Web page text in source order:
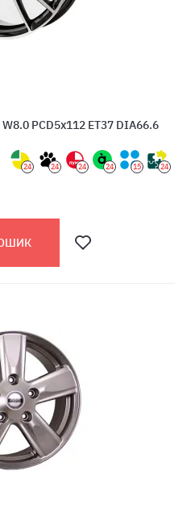
PCD5x112 ET37 DIA66.6
24 24 24 24 15 24